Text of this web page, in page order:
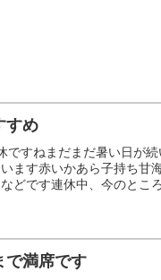
すめ
ですねまだまだ暑い日が
ます赤いかあら子持ち甘
どです連休中、今のとこ
で満席です